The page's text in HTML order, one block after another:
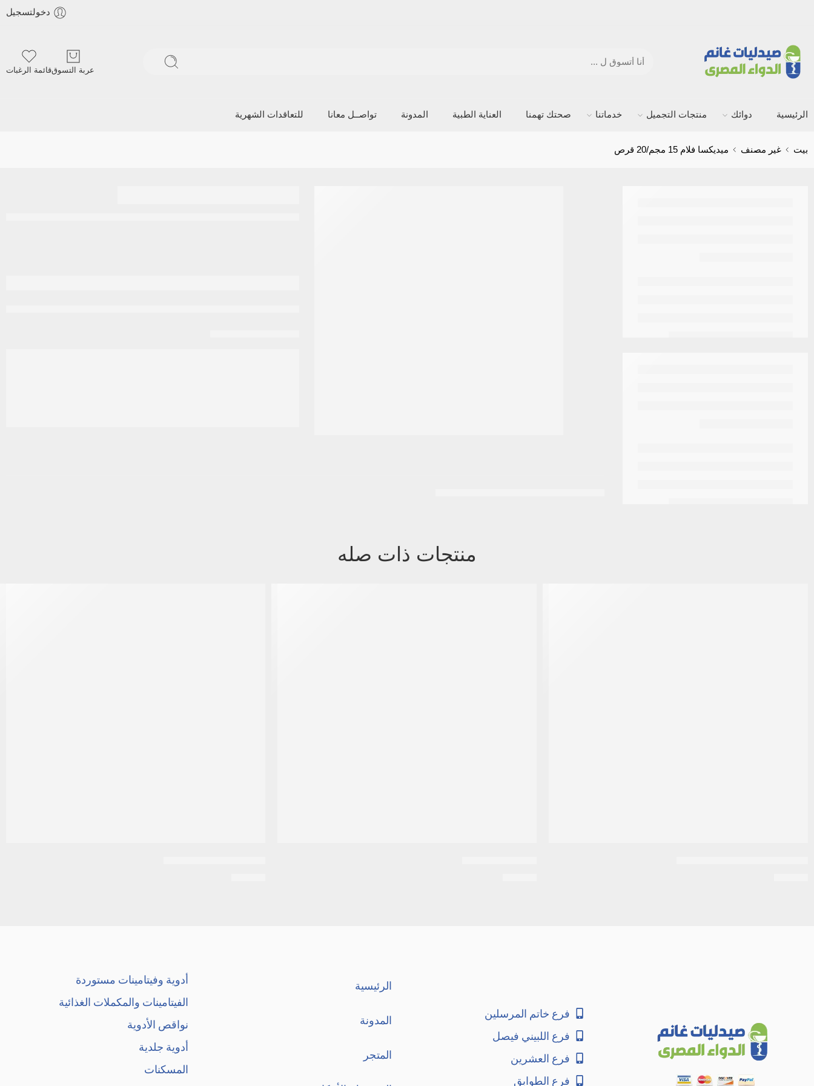
دخولتسجيل
عربة التسوققائمة الرغبات
الرئيسية دوائك منتجات التجميل خدماتنا صحتك تهمنا العناية الطبية المدونة تواصــل معانا للتعاقدات الشهرية
بيت غير مصنف ميديكسا فلام 15 مجم/20 قرص
منتجات ذات صله
فرع خاتم المرسلين
فرع اللبيني فيصل
فرع العشرين
فرع الطوابق
الرئيسية
المدونة
المتجر
أدوية وفيتامينات مستوردة
الفيتامينات والمكملات الغذائية
نواقص الأدوية
أدوية جلدية
المسكنات